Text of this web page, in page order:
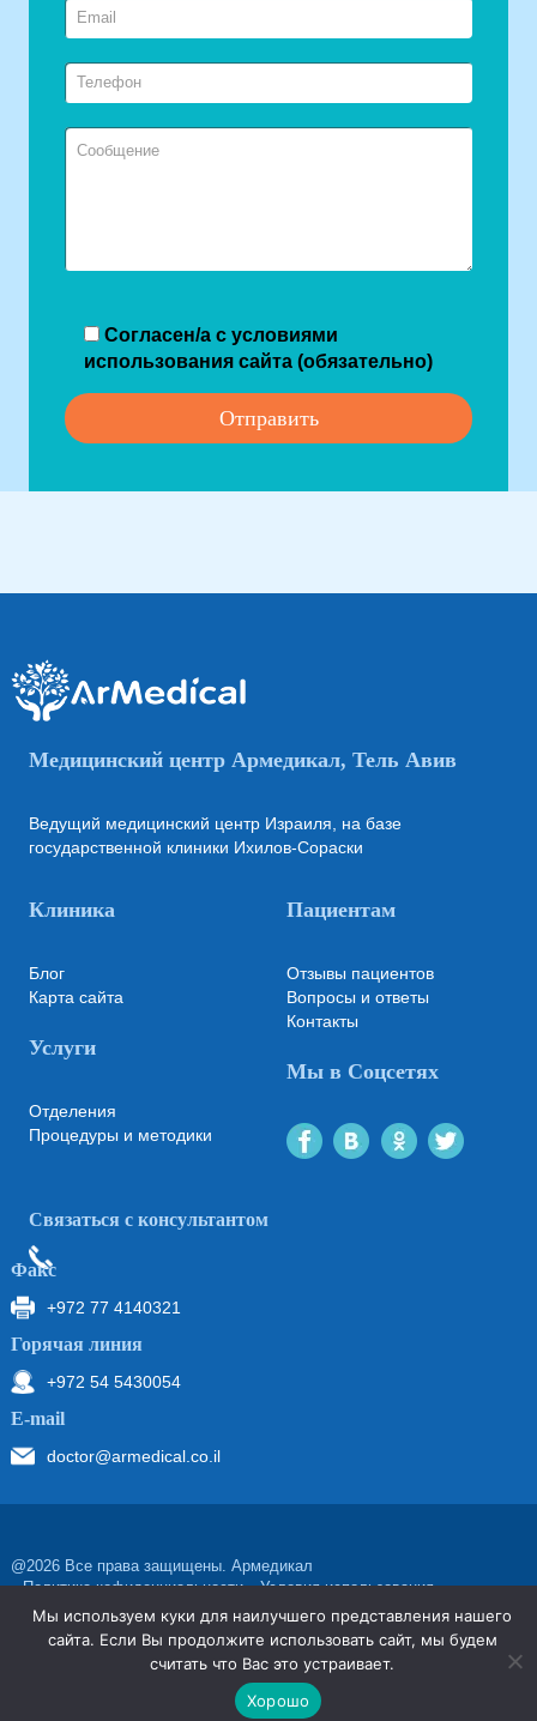
Согласен/а с условиями
использования сайта (обязательно)
Медицинский центр Армедикал, Тель Авив
Ведущий медицинский центр Израиля, на базе
государственной клиники Ихилов-Сораски
Клиника
Блог
Карта сайта
Услуги
Отделения
Процедуры и методики
Пациентам
Отзывы пациентов
Вопросы и ответы
Контакты
Мы в Соцсетях
Связаться с консультантом
Факс
+972 77 4140321
Горячая линия
+972 54 5430054
Е-mail
doctor@armedical.co.il
@2026 Все права защищены. Армедикал
Политика кофиденциальности
Условия использования
פיתוח ועיצוב: ויינר מדיה
Мы используем куки для наилучшего представления нашего
сайта. Если Вы продолжите использовать сайт, мы будем
считать что Вас это устраивает.
Хорошо